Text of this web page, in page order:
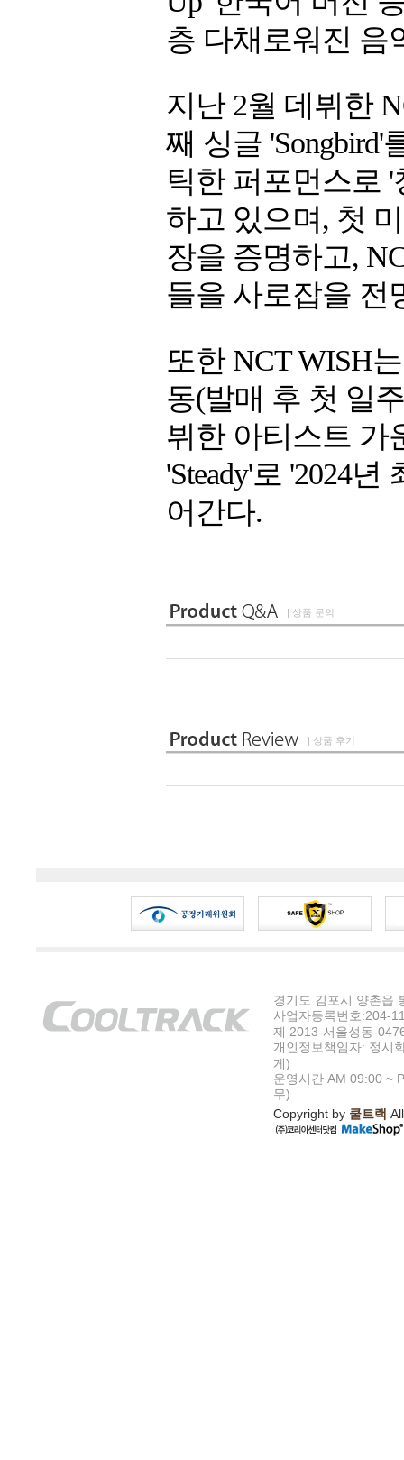
층 다채로워진 음
지난 2월 데뷔한
째 싱글
틱한 퍼포먼스로
하고 있으며, 첫
장을 증명하고,
들을 사로잡을 전
또한 NCT WISH
동(발매 후 첫 일
뷔한 아티스트 가
'Steady'로 '2024
어간다.
| 상품 문의
| 상품 후기
경기도 김포시 양촌읍
사업자등록번호:204-
제 2013-서울성동-
개인정보책임자: 정시
게)
운영시간 AM 09:00 ~
무)
Copyright by 쿨트랙